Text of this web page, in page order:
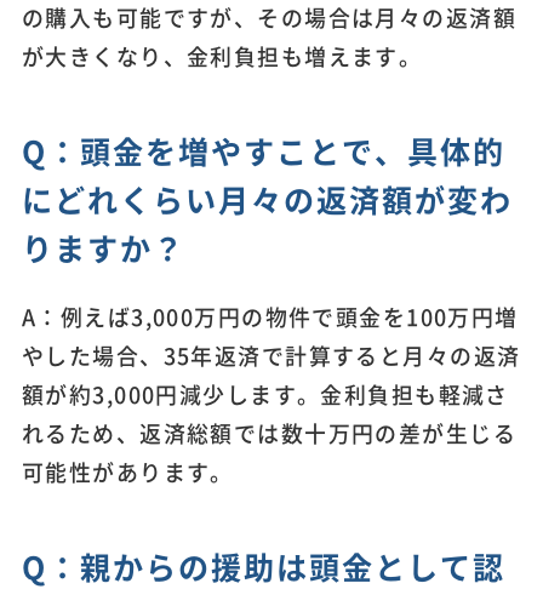
の購入も可能ですが、その場合は月々の返済額
が大きくなり、金利負担も増えます。
Q：頭金を増やすことで、具体的
にどれくらい月々の返済額が変わ
りますか？
A：例えば3,000万円の物件で頭金を100万円増
やした場合、35年返済で計算すると月々の返済
額が約3,000円減少します。金利負担も軽減さ
れるため、返済総額では数十万円の差が生じる
可能性があります。
Q：親からの援助は頭金として認